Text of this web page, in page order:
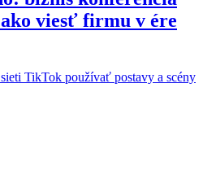
viesť firmu v ére